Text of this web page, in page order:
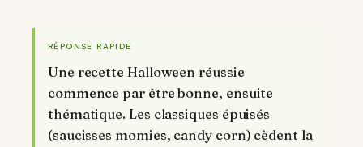
RÉPONSE RAPIDE
Une recette Halloween réussie
commence par être bonne, ensuite
thématique. Les classiques épuisés
(saucisses momies, candy corn) cèdent la